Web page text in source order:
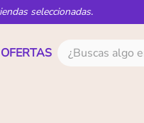
seleccionadas.
OFERTAS ¿Buscas algo en